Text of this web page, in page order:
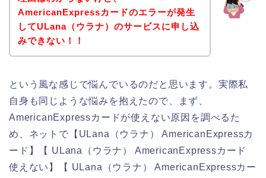
AmericanExpressカードのエラーが発生
してULana（ウラナ）のサービスに申し込
みできない！！
という風な感じで悩んでいるのだと思います。実際私
自身も同じような悩みを抱えたので、まず、
AmericanExpressカードが使えない原因を調べるた
め、ネットで【ULana（ウラナ） AmericanExpressカ
ード】【 ULana（ウラナ） AmericanExpressカード
使えない】【 ULana（ウラナ） AmericanExpressカー